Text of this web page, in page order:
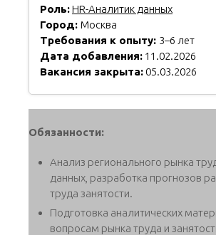
Роль:HR-Аналитик данных
Город: Москва
Требования к опыту: 3–6 лет
Дата добавления: 11.02.2026
Вакансия закрыта: 05.03.2026
Обязанности:
Анализ регионального рынка
данных, разработка прогнозов
труда занятости.
Подготовка аналитических
вопросам рынка труда и